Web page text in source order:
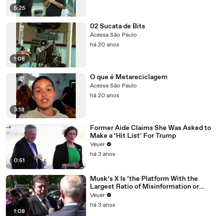
5:25
1:08
02 Sucata de Bits
Acessa São Paulo
há 20 anos
3:18
O que é Metareciclagem
Acessa São Paulo
há 20 anos
0:51
Former Aide Claims She Was Asked to
Make a ‘Hit List’ For Trump
Veuer
há 3 anos
1:08
Musk’s X Is ‘the Platform With the
Largest Ratio of Misinformation or
Disinformation’ Amongst All Social
Media Platforms
Veuer
há 3 anos